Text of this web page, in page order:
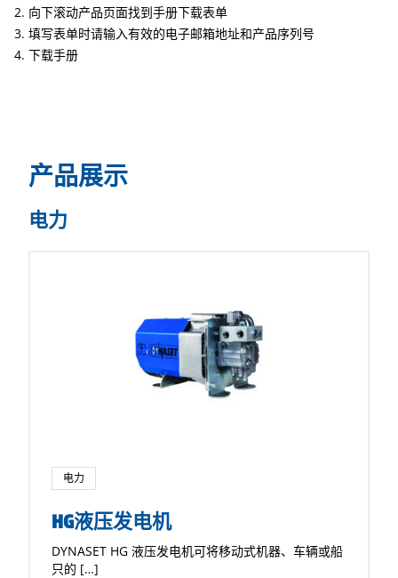
向下滚动产品页面找到手册下载表单
填写表单时请输入有效的电子邮箱地址和产品序列号
下载手册
产品展示
电力
电力
HG液压发电机
DYNASET HG 液压发电机可将移动式机器、车辆或船
只的 […]